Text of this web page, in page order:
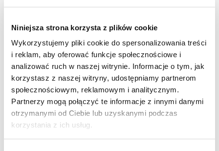
Niniejsza strona korzysta z plików cookie
Wykorzystujemy pliki cookie do spersonalizowania treści
i reklam, aby oferować funkcje społecznościowe i
analizować ruch w naszej witrynie. Informacje o tym, jak
korzystasz z naszej witryny, udostępniamy partnerom
społecznościowym, reklamowym i analitycznym.
Partnerzy mogą połączyć te informacje z innymi danymi
otrzymanymi od Ciebie lub uzyskanymi podczas
korzystania z ich usług.